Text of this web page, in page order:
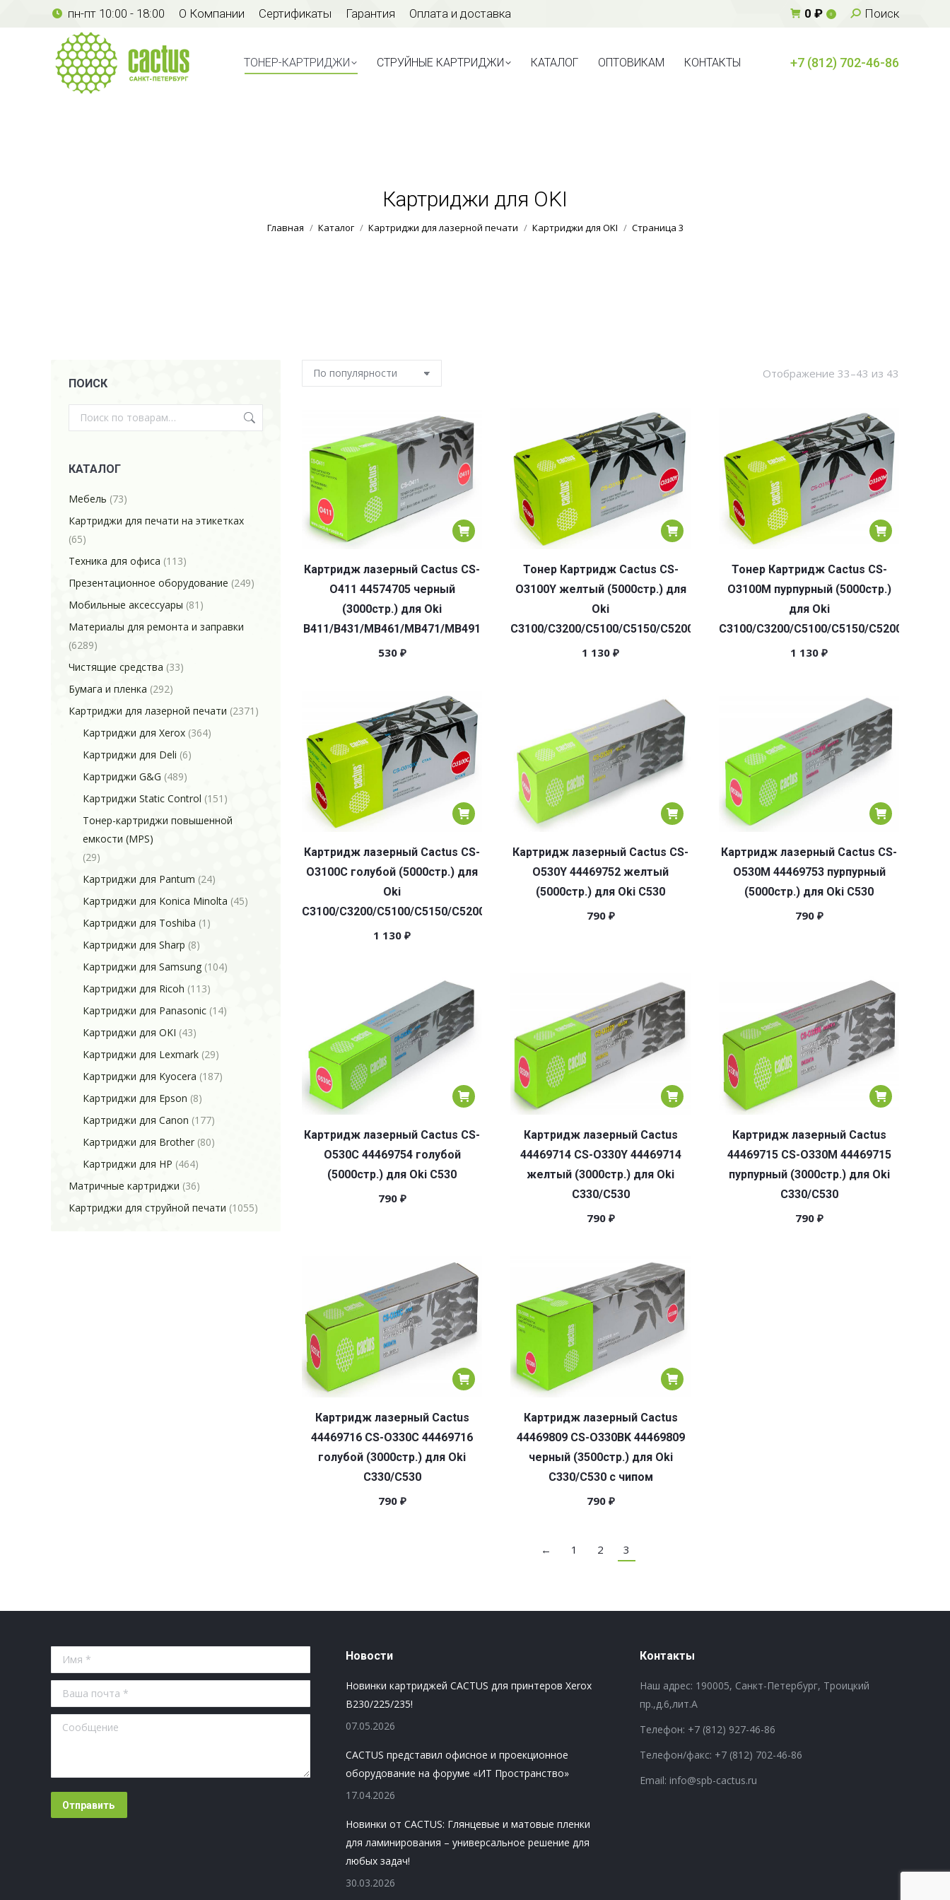
пн-пт 10:00 - 18:00 О Компании Сертификаты Гарантия Оплата и доставка 0 ₽ 0 Поиск:
Поиск
ТОНЕР-КАРТРИДЖИ СТРУЙНЫЕ КАРТРИДЖИ КАТАЛОГ ОПТОВИКАМ КОНТАКТЫ +7 (812) 702-46-86
Картриджи для OKI
Вы здесь:
Главная Каталог Картриджи для лазерной печати Картриджи для OKI Страница 3
Отображение 33–43 из 43
Картридж лазерный Cactus CS-
O411 44574705 черный
(3000стр.) для Oki
B411/B431/MB461/MB471/MB491
530 ₽
Тонер Картридж Cactus CS-
O3100Y желтый (5000стр.) для
Oki
C3100/C3200/C5100/C5150/C5200/C5300/C5400
1 130 ₽
Тонер Картридж Cactus CS-
O3100M пурпурный (5000стр.)
для Oki
C3100/C3200/C5100/C5150/C5200/C5300/
1 130 ₽
Картридж лазерный Cactus CS-
O3100C голубой (5000стр.) для
Oki
C3100/C3200/C5100/C5150/C5200/C5300/C5400
1 130 ₽
Картридж лазерный Cactus CS-
O530Y 44469752 желтый
(5000стр.) для Oki C530
790 ₽
Картридж лазерный Cactus CS-
O530M 44469753 пурпурный
(5000стр.) для Oki C530
790 ₽
Картридж лазерный Cactus CS-
O530C 44469754 голубой
(5000стр.) для Oki C530
790 ₽
Картридж лазерный Cactus
44469714 CS-O330Y 44469714
желтый (3000стр.) для Oki
C330/C530
790 ₽
Картридж лазерный Cactus
44469715 CS-O330M 44469715
пурпурный (3000стр.) для Oki
C330/C530
790 ₽
Картридж лазерный Cactus
44469716 CS-O330C 44469716
голубой (3000стр.) для Oki
C330/C530
790 ₽
Картридж лазерный Cactus
44469809 CS-O330BK 44469809
черный (3500стр.) для Oki
C330/C530 с чипом
790 ₽
← 1 2 3
ПОИСК
КАТАЛОГ
Мебель (73)
Картриджи для печати на этикетках
(65)
Техника для офиса (113)
Презентационное оборудование (249)
Мобильные аксессуары (81)
Материалы для ремонта и заправки
(6289)
Чистящие средства (33)
Бумага и пленка (292)
Картриджи для лазерной печати (2371)
Картриджи для Xerox (364)
Картриджи для Deli (6)
Картриджи G&G (489)
Картриджи Static Control (151)
Тонер-картриджи повышенной
емкости (MPS)
(29)
Картриджи для Pantum (24)
Картриджи для Konica Minolta (45)
Картриджи для Toshiba (1)
Картриджи для Sharp (8)
Картриджи для Samsung (104)
Картриджи для Ricoh (113)
Картриджи для Panasonic (14)
Картриджи для OKI (43)
Картриджи для Lexmark (29)
Картриджи для Kyocera (187)
Картриджи для Epson (8)
Картриджи для Canon (177)
Картриджи для Brother (80)
Картриджи для HP (464)
Матричные картриджи (36)
Картриджи для струйной печати (1055)
Имя *
Ваша почта *
Сообщение
Отправить
Новости
Новинки картриджей CACTUS для принтеров Xerox
B230/225/235!
07.05.2026
CACTUS представил офисное и проекционное
оборудование на форуме «ИТ Пространство»
17.04.2026
Новинки от CACTUS: Глянцевые и матовые пленки
для ламинирования – универсальное решение для
любых задач!
30.03.2026
Контакты
Наш адрес: 190005, Санкт-Петербург, Троицкий
пр.,д.6,лит.А
Телефон: +7 (812) 927-46-86
Телефон/факс: +7 (812) 702-46-86
Email: info@spb-cactus.ru